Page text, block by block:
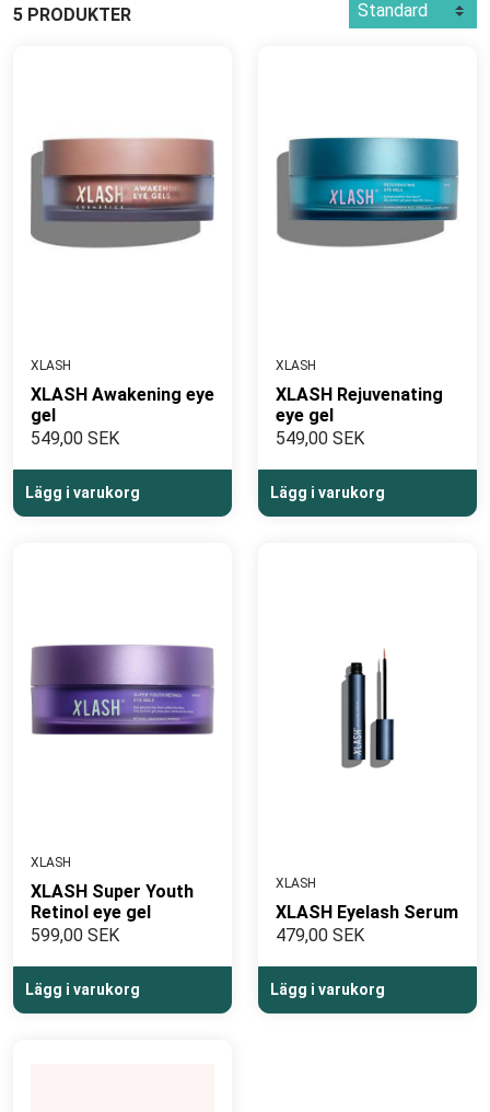
5 PRODUKTER
XLASH
XLASH Awakening eye
gel
549,00 SEK
Lägg i varukorg
XLASH
XLASH Rejuvenating
eye gel
549,00 SEK
Lägg i varukorg
XLASH
XLASH Super Youth
Retinol eye gel
599,00 SEK
Lägg i varukorg
XLASH
XLASH Eyelash Serum
479,00 SEK
Lägg i varukorg